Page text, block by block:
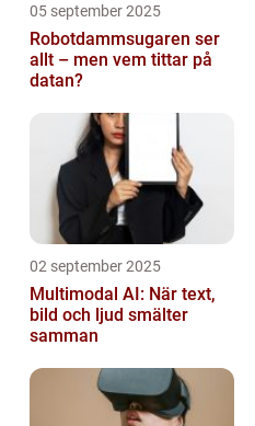
05 september 2025
Robotdammsugaren ser
allt – men vem tittar på
datan?
02 september 2025
Multimodal AI: När text,
bild och ljud smälter
samman